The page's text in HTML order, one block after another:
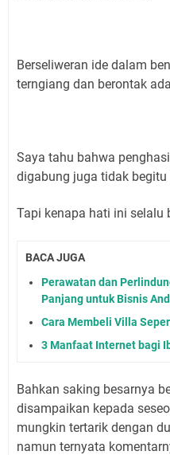
Berseliweran ide dalam
terngiang dan berontak
Saya tahu bahwa
digabung juga tidak begitu
Tapi kenapa hati ini selalu
BACA JUGA
Perawatan dan
Panjang untuk Bisnis
Cara Membeli Villa
3 Manfaat Internet bagi
Bahkan saking besarnya
disampaikan kepada
mungkin tertarik dengan
namun ternyata